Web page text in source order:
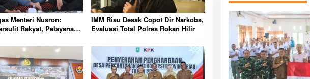
Menteri Nusron:
Rakyat, Pelayanan
IMM Riau Desak Copot Dir Narkoba,
Evaluasi Total Polres Rokan Hilir